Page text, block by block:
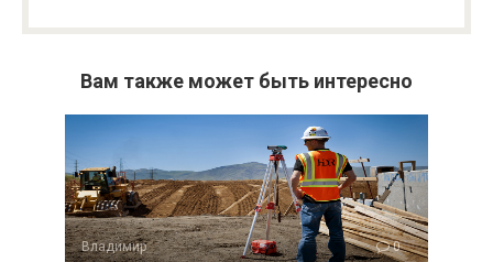
Вам также может быть интересно
Владимир 0